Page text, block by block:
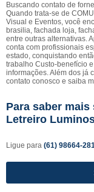
Buscando contato de
Quando trata-se de
Visual e Eventos, você
brasilia, fachada loja,
entre outras alternativas.
conta com profissionais
estado, conquistando
trabalho Custo-benefício
informações. Além dos já
contato conosco e saiba
Para saber
Letreiro
Ligue para (61) 98664-